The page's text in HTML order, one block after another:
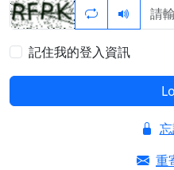
記住我的登入資訊
重